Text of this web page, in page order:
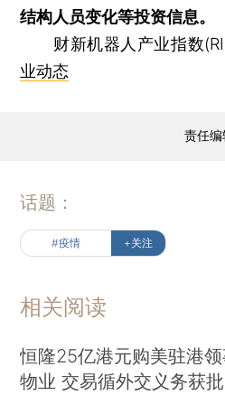
结构人员变化等投资信息。
财新机器人产业指数
业动态
责任
话题：
#疫情 +关注
相关阅读
恒隆25亿港元购美驻港
物业 交易循外交义务获批